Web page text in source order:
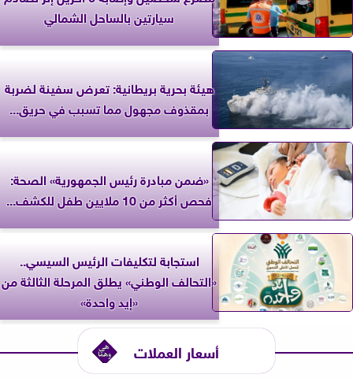
سيارتين بالساحل الشمالي
‎هيئة بحرية بريطانية: تعرض سفينة لضربة
بمقذوف مجهول مما تسبب في حريق...
«ضمن مبادرة رئيس الجمهورية» الصحة:
فحص أكثر من 10 ملايين طفل للكشف...
استجابة لتكليفات الرئيس السيسي..
«التحالف الوطني» يطلق المرحلة الثالثة من
«إيد واحدة»
أسعار العملات